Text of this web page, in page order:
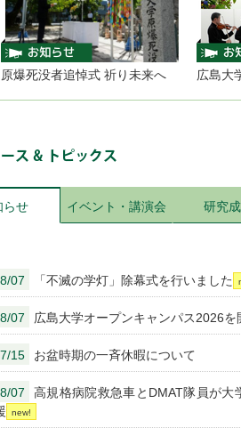
没者追悼式 祈り未来へ 広島大学平
らせ イベント・講演会 研究
07 「不滅の学灯」除幕式を行いました
07 広島大学オープンキャンパス2026を
15 お盆時期の一斉休暇について
07
高規格病院救急車とDMAT隊員が